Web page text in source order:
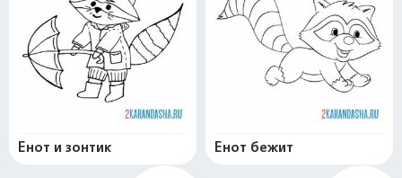
Енот и зонтик Енот бежит